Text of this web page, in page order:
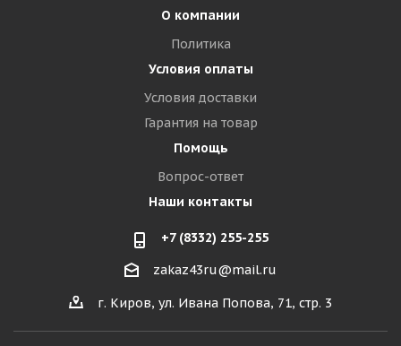
О компании
Политика
Условия оплаты
Условия доставки
Гарантия на товар
Помощь
Вопрос-ответ
Наши контакты
+7 (8332) 255-255
zakaz43ru@mail.ru
г. Киров, ул. Ивана Попова, 71, стр. 3